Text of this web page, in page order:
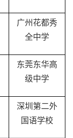
广州花都秀
全中学
东莞东华高
级中学
深圳第二外
国语学校